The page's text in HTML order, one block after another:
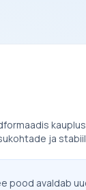
ja
pood avaldab